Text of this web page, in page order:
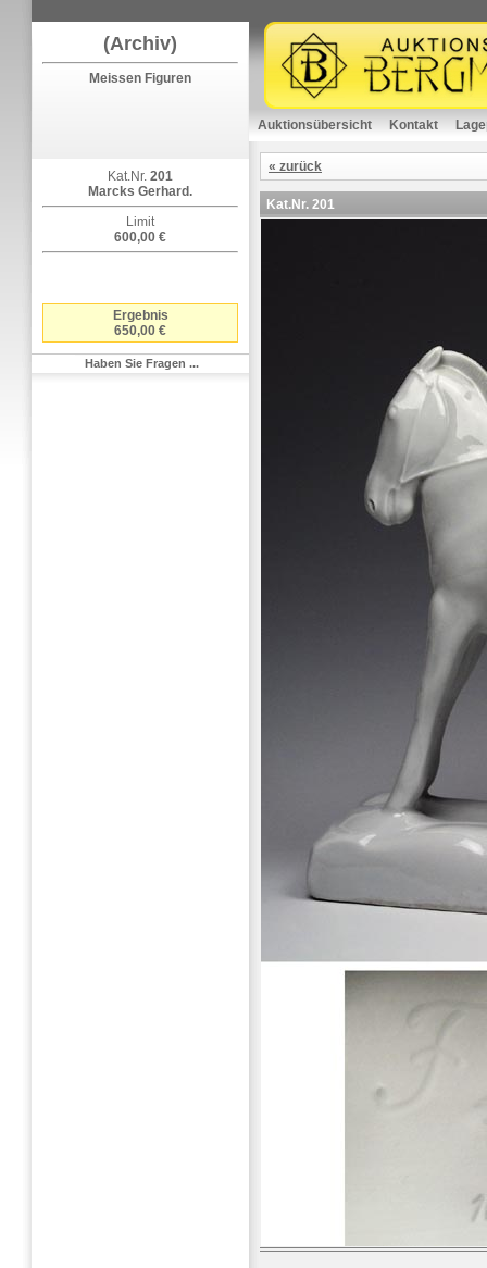
(Archiv)
Meissen Figuren
Kat.Nr. 201
Marcks Gerhard.
Limit
600,00 €
Ergebnis
650,00 €
Haben Sie Fragen ...
Auktionsübersicht Kontakt
« zurück
Kat.Nr. 201